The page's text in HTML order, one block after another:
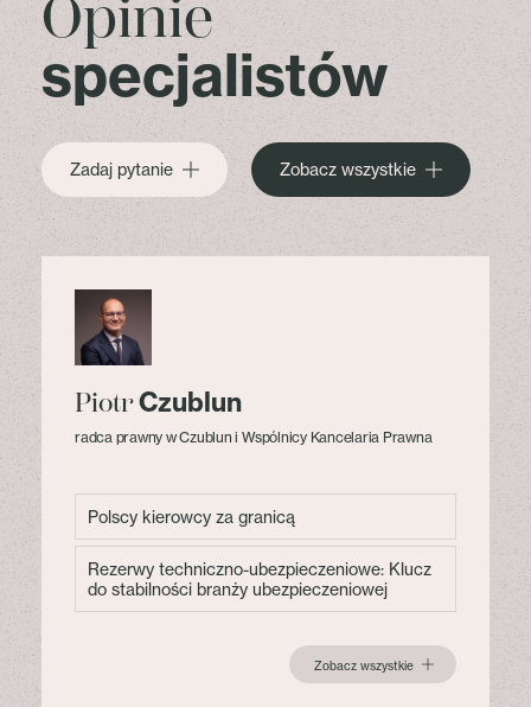
Opinie
specjalistów
Zadaj pytanie Zobacz wszystkie
PiotrCzublun
radca prawny w Czublun i Wspólnicy Kancelaria Prawna
Polscy kierowcy za granicą
Rezerwy techniczno-ubezpieczeniowe: Klucz
do stabilności branży ubezpieczeniowej
Zobacz wszystkie